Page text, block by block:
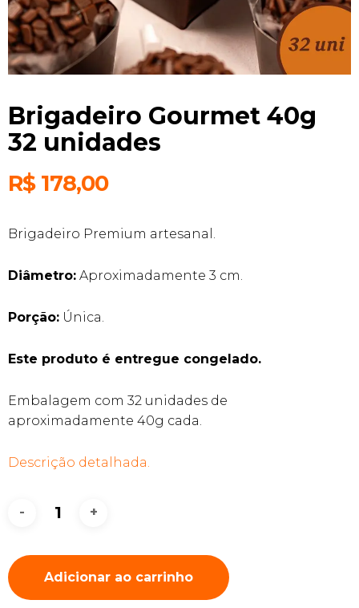
Brigadeiro Gourmet 40g
32 unidades
R$178,00
Brigadeiro Premium artesanal.
Diâmetro: Aproximadamente 3 cm.
Porção: Única.
Este produto é entregue congelado.
Embalagem com 32 unidades de
aproximadamente 40g cada.
Descrição detalhada.
Adicionar ao carrinho